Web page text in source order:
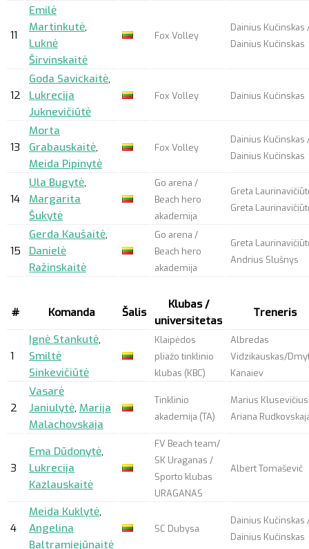
11
Emilė
Martinkutė,
Luknė
Širvinskaitė
Fox Volley
Dainius Kučinskas
Dainius Kučinskas
12
Goda Savickaitė,
Lukrecija
Juknevičiūtė
Fox Volley Dainius Kučinskas
13
Morta
Grabauskaitė,
Meida Pipinytė
Fox Volley
Dainius Kučinskas
Dainius Kučinskas
14
Ula Bugytė,
Margarita
Šukytė
Go arena /
Beach hero
akademija
Greta
Greta
15
Gerda Kaušaitė,
Danielė
Ražinskaitė
Go arena /
Beach hero
akademija
Greta
Andrius Slušnys
# Komanda Šalis
Klubas /
universitetas
Treneris
1
Ignė Stankutė,
Smiltė
Sinkevičiūtė
Klaipėdos
pliažo tinklinio
klubas (KBC)
Albredas
Vidzikauskas/
Kanaiev
2
Vasarė
Janiulytė, Marija
Malachovskaja
Tinklinio
akademija (TA)
Marius
Ariana
3
Ema Dūdonytė,
Lukrecija
Kazlauskaitė
FV Beach team/
SK Uraganas /
Sporto klubas
URAGANAS
Albert Tomaševič
4
Meida Kuklytė,
Angelina
Baltramiejūnaitė
SC Dubysa
Dainius Kučinskas
Dainius Kučinskas